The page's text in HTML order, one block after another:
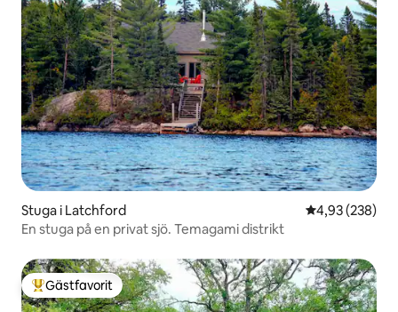
Stuga i Latchford 4,93 av 5 i
4,93 (238)
En stuga på en privat sjö. Temagami distrikt
Populär gästfavorit
Gästfavorit